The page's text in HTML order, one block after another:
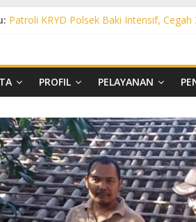
Patroli KRYD Polsek Baki Intensif,
Patroli Blue Light KRYD Polsek
Patroli Blue Light KRYD Polsek
PROFIL PELAYANAN